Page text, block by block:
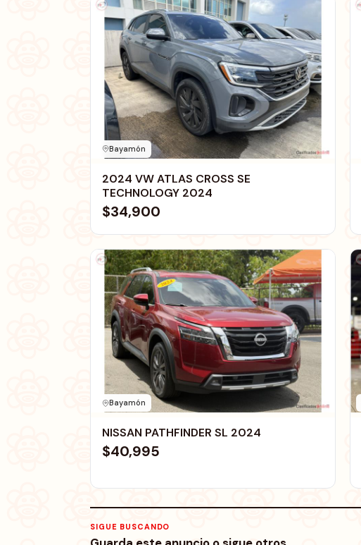
Bayamón
2024 VW ATLAS CROSS SE
TECHNOLOGY 2024
$34,900
Bayamón
NISSAN PATHFINDER SL 2024
$40,995
SIGUE BUSCANDO